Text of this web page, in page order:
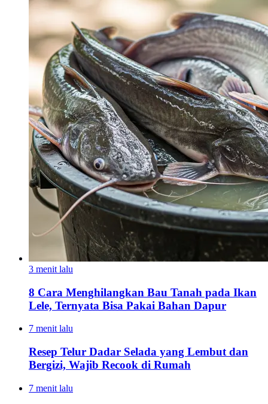
3 menit lalu
8 Cara Menghilangkan Bau Tanah pada Ikan
Lele, Ternyata Bisa Pakai Bahan Dapur
7 menit lalu
Resep Telur Dadar Selada yang Lembut dan
Bergizi, Wajib Recook di Rumah
7 menit lalu